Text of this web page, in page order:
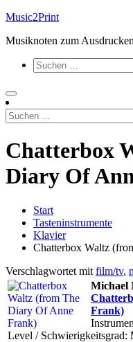
Zum
springen
Music2Print
Musiknoten zum
Suchen
nach:
Suchen
nach:
Chatterbox
Diary Of
Start
Tasteninstrumente
Klavier
Chatterbox Waltz
Verschlagwortet mit film/tv,
Michael
Frank)
Level / Schwierigkeitsgrad: